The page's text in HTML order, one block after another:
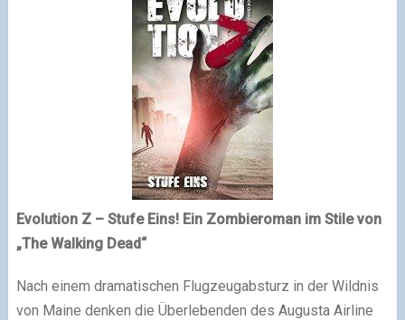
Evolution Z – Stufe Eins! Ein Zombieroman im Stile von
„The Walking Dead“
Nach einem dramatischen Flugzeugabsturz in der Wildnis
von Maine denken die Überlebenden des Augusta Airline